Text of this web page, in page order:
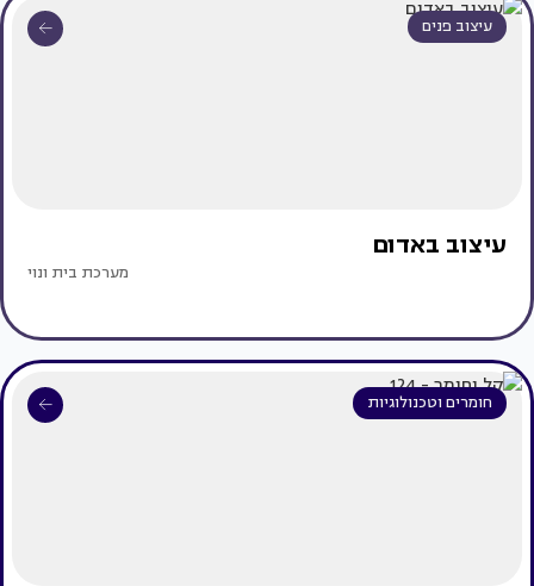
עיצוב פנים
עיצוב באדום
מערכת בית ונוי
חומרים וטכנולוגיות